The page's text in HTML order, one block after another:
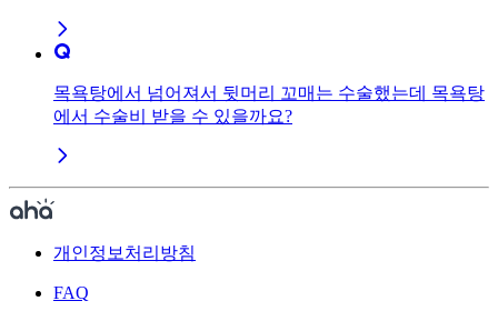
목욕탕에서 넘어져서 뒷머리 꼬매는 수술했는데 목욕탕
에서 수술비 받을 수 있을까요?
개인정보처리방침
FAQ